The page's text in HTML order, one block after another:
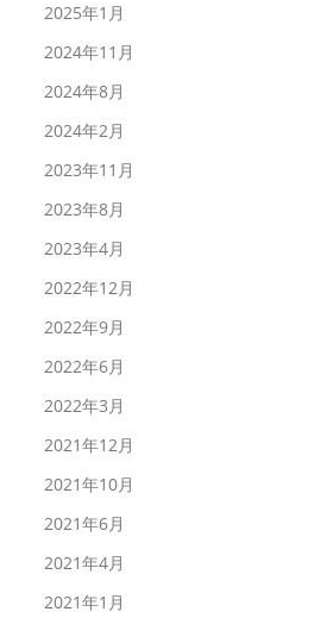
2025年1月
2024年11月
2024年8月
2024年2月
2023年11月
2023年8月
2023年4月
2022年12月
2022年9月
2022年6月
2022年3月
2021年12月
2021年10月
2021年6月
2021年4月
2021年1月